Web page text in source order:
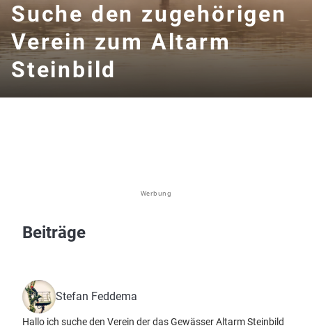
Suche den zugehörigen
Verein zum Altarm
Steinbild
Werbung
Beiträge
Stefan Feddema
Hallo ich suche den Verein der das Gewässer Altarm Steinbild